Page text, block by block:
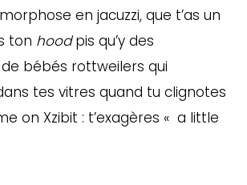
en jacuzzi, que t’as un
ton hoodpis qu’y des
bébés rottweilers qui
tes vitres quand tu clignotes
on Xzibit : t’exagères « a little